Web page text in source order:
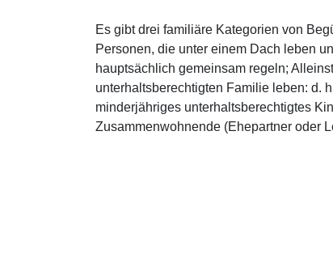
Es gibt drei familiäre Kategorien von
Personen, die unter einem Dach leben
hauptsächlich gemeinsam regeln;
unterhaltsberechtigten Familie leben: d.
minderjähriges unterhaltsberechtigtes
Zusammenwohnende (Ehepartner oder